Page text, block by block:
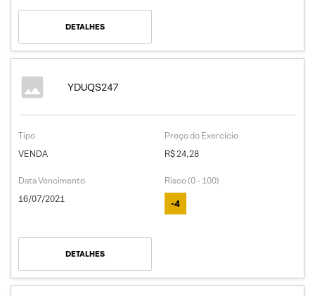
DETALHES
YDUQS247
Tipo
VENDA
Preço do Exercício
R$ 24,28
Data Vencimento
16/07/2021
Risco (0 - 100)
-4
DETALHES